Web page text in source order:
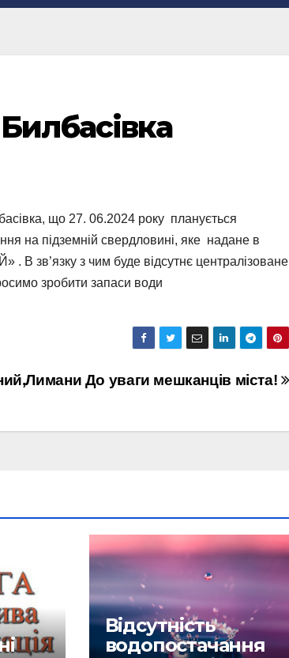
що 27. 06.2024 року планується
на підземній свердловині, яке надане в
В зв’язку з чим буде відсутнє централізоване
зробити запаси води
До уваги мешканців міста!
Відсутність
водопостачання